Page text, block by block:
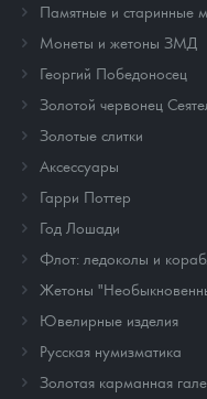
Памятные и старинные
Монеты и жетоны ЗМД
Георгий Победоносец
Золотой червонец
Золотые слитки
Аксессуары
Гарри Поттер
Год Лошади
Флот: ледоколы и
Жетоны
Ювелирные изделия
Русская нумизматика
Золотая карманная